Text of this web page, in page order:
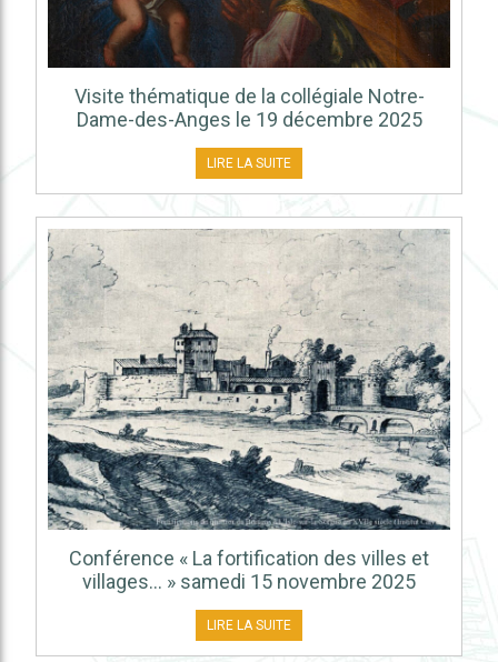
Visite thématique de la collégiale Notre-
Dame-des-Anges le 19 décembre 2025
LIRE LA SUITE
Conférence « La fortification des villes et
villages… » samedi 15 novembre 2025
LIRE LA SUITE